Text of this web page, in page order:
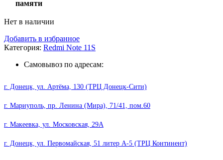
памяти
Нет в наличии
Добавить в избранное
Категория: Redmi Note 11S
Самовывоз по адресам:
г. Донецк, ул. Артёма, 130 (ТРЦ Донецк-Сити)
г. Мариуполь, пр. Ленина (Мира), 71/41, пом.60
г. Макеевка, ул. Московская, 29А
г. Донецк, ул. Первомайская, 51 литер А-5 (ТРЦ Континент)